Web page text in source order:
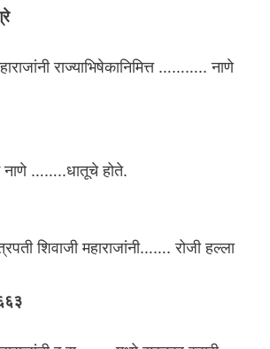
राज्याभिषेकानिमित्त ……….. नाणे
नाणे ……..धातूचे होते.
शिवाजी महाराजांनी……. रोजी हल्ला